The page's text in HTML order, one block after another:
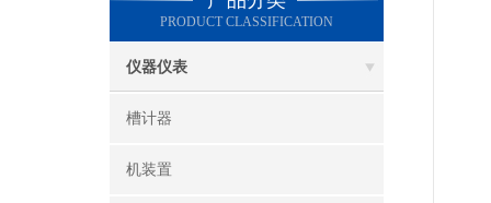
PRODUCT CLASSIFICATION
仪器仪表
槽计器
机装置